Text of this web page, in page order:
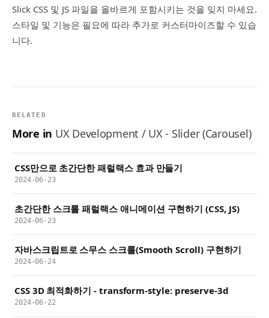
Slick CSS 및 JS 파일을 올바르게 포함시키는 것을 잊지 마세요.
스타일 및 기능은 필요에 따라 추가로 커스터마이즈할 수 있습
니다.
RELATED
More in UX Development / UX - Slider (Carousel)
CSS만으로 초간단한 패럴랙스 효과 만들기
2024-06-23
초간단한 스크롤 패럴랙스 애니메이션 구현하기 (CSS, JS)
2024-06-23
자바스크립트로 스무스 스크롤(Smooth Scroll) 구현하기
2024-06-24
CSS 3D 최적화하기 - transform-style: preserve-3d
2024-06-22